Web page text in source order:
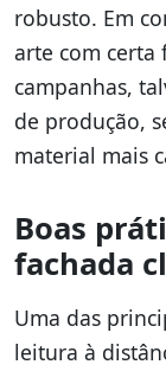
robusto. Em
arte com certa
campanhas,
de produção,
material mais
Boas
fachada
Uma das
leitura à